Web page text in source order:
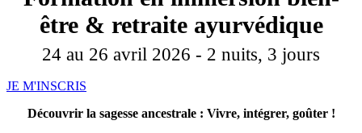
être & retraite ayurvédique
24 au 26 avril 2026 - 2 nuits, 3 jours
JE M'INSCRIS
Découvrir la sagesse ancestrale : Vivre, intégrer, goûter !